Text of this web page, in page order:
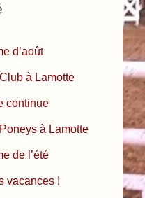
d’août
à Lamotte
continue
à Lamotte
de l’été
vacances !